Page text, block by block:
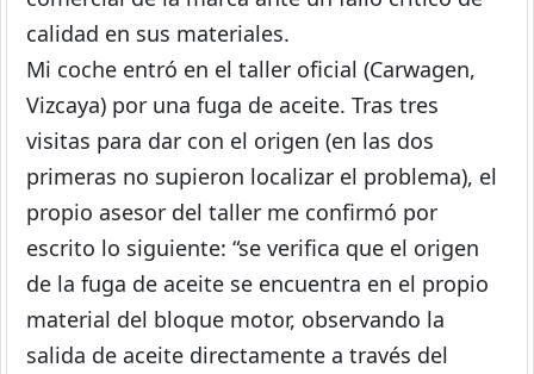
calidad en sus materiales.
Mi coche entró en el taller oficial (Carwagen,
Vizcaya) por una fuga de aceite. Tras tres
visitas para dar con el origen (en las dos
primeras no supieron localizar el problema), el
propio asesor del taller me confirmó por
escrito lo siguiente: “se verifica que el origen
de la fuga de aceite se encuentra en el propio
material del bloque motor, observando la
salida de aceite directamente a través del